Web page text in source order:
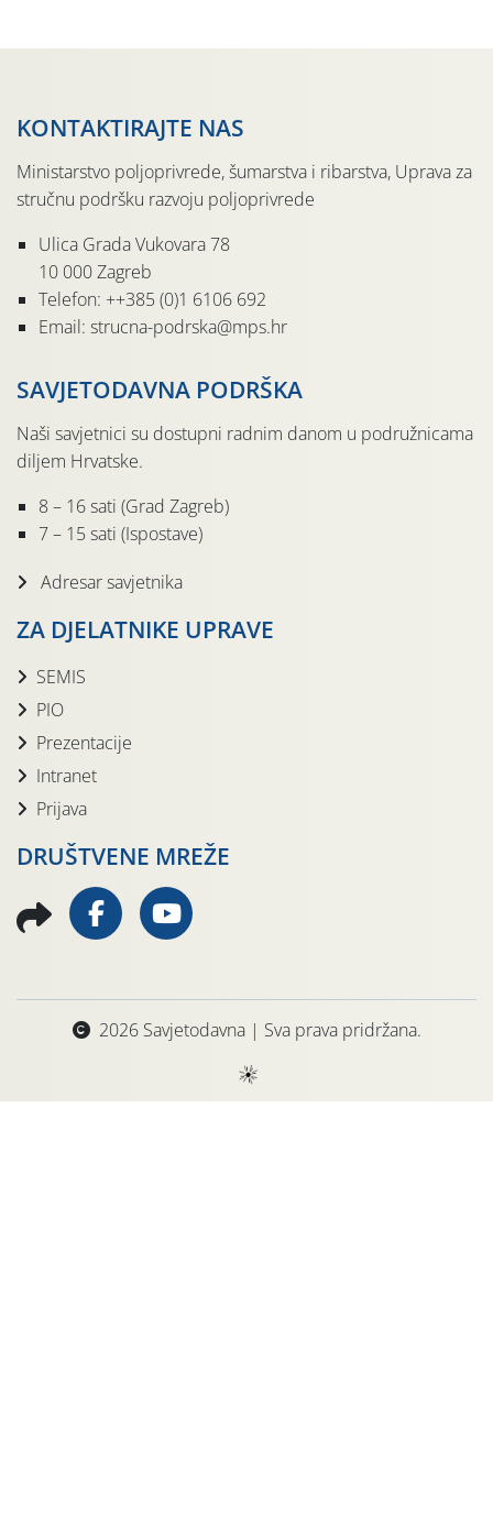
KONTAKTIRAJTE NAS
Ministarstvo poljoprivrede, šumarstva i ribarstva, Uprava za
stručnu podršku razvoju poljoprivrede
Ulica Grada Vukovara 78
10 000 Zagreb
Telefon: ++385 (0)1 6106 692
Email: strucna-podrska@mps.hr
SAVJETODAVNA PODRŠKA
Naši savjetnici su dostupni radnim danom u podružnicama
diljem Hrvatske.
8 – 16 sati (Grad Zagreb)
7 – 15 sati (Ispostave)
Adresar savjetnika
ZA DJELATNIKE UPRAVE
SEMIS
PIO
Prezentacije
Intranet
Prijava
DRUŠTVENE MREŽE
2026 Savjetodavna | Sva prava pridržana.